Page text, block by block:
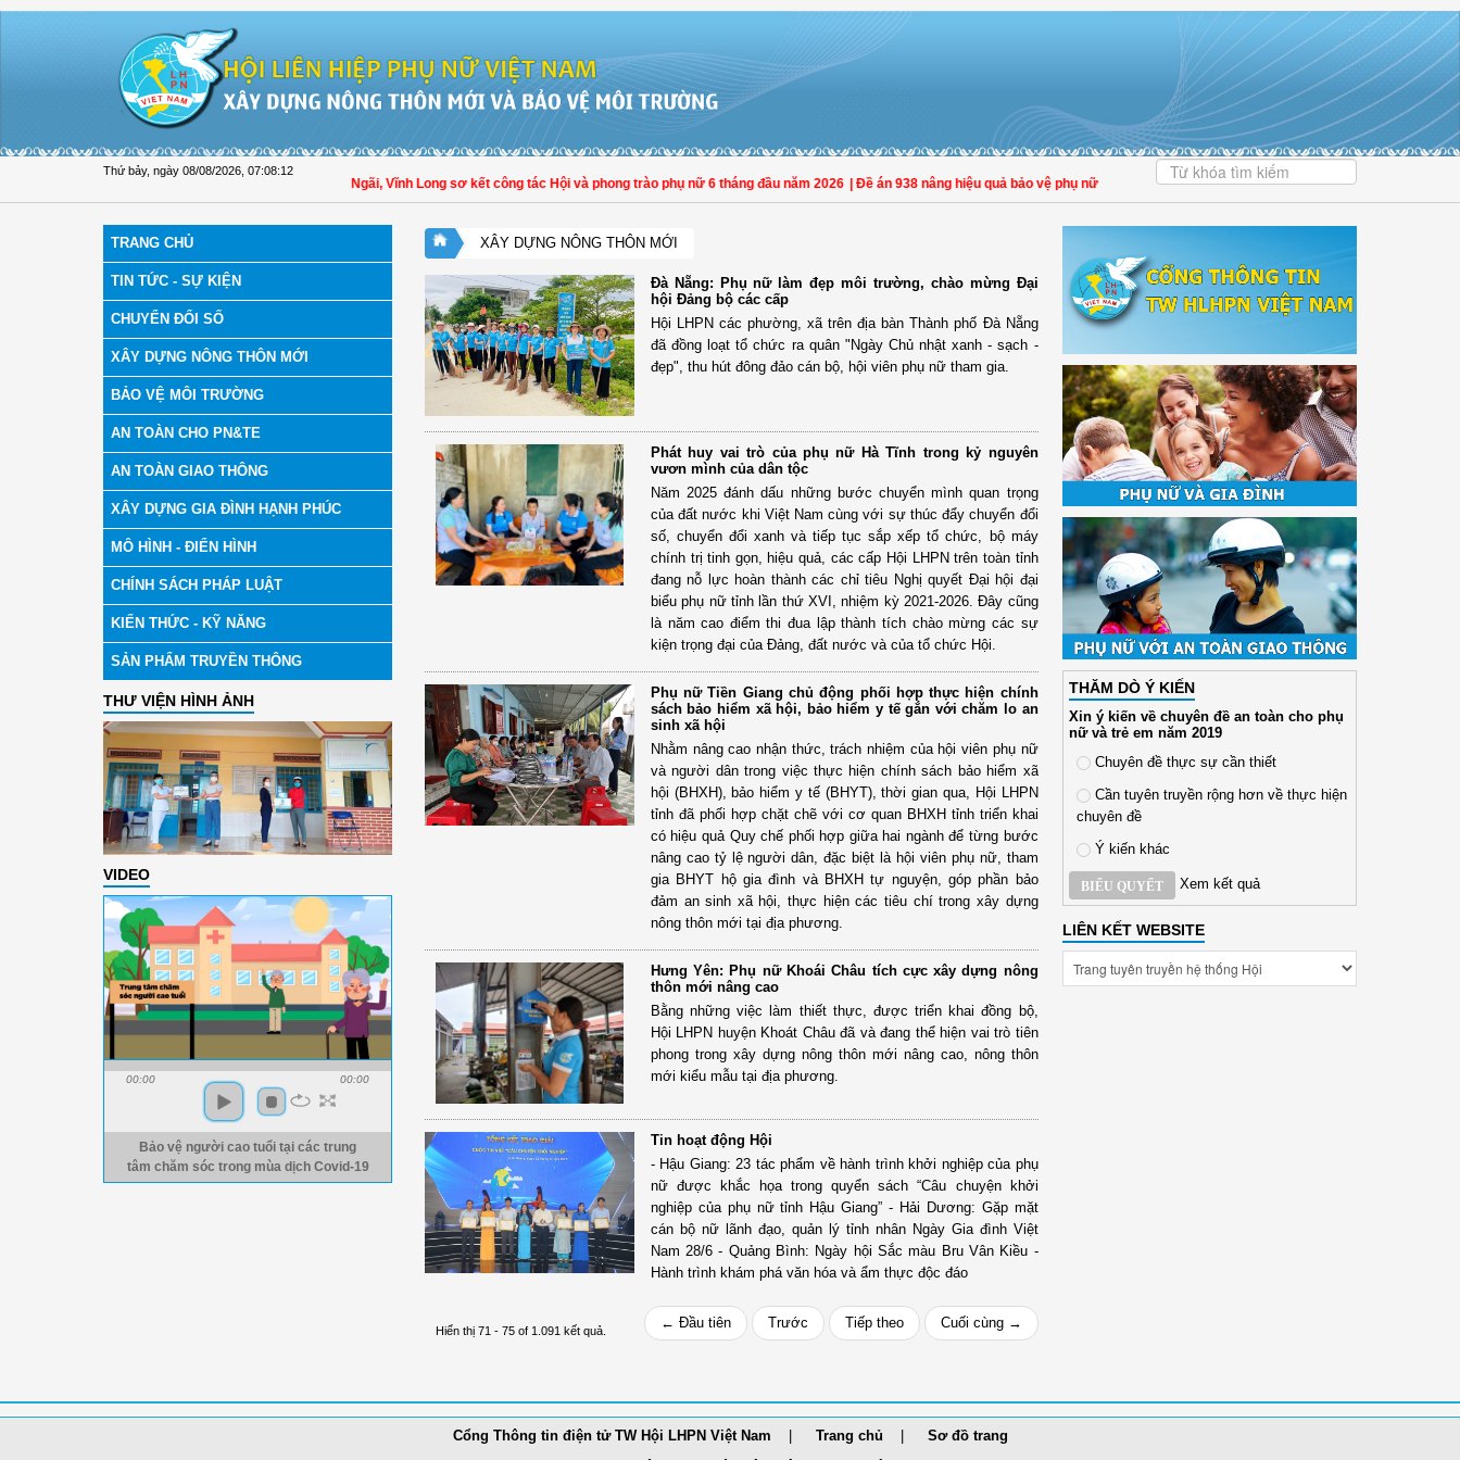
Thứ bảy, ngày 08/08/2026 07:08:12
Hội LHPN xã Tam Ngãi, Vĩnh Long sơ kết công tác Hội và phong trào phụ nữ 6 tháng đầu năm 2026 | Đề án 938 nâng hiệu quả bảo vệ phụ nữ và trẻ em trong thời đại số | Đại biểu Trần Lan Phương:
TRANG CHỦ
TIN TỨC - SỰ KIỆN
CHUYỂN ĐỔI SỐ
XÂY DỰNG NÔNG THÔN MỚI
BẢO VỆ MÔI TRƯỜNG
AN TOÀN CHO PN&TE
AN TOÀN GIAO THÔNG
XÂY DỰNG GIA ĐÌNH HẠNH PHÚC
MÔ HÌNH - ĐIỂN HÌNH
CHÍNH SÁCH PHÁP LUẬT
KIẾN THỨC - KỸ NĂNG
SẢN PHẨM TRUYỀN THÔNG
THƯ VIỆN HÌNH ẢNH
VIDEO
00:00 00:00
Bảo vệ người cao tuổi tại các trung
tâm chăm sóc trong mùa dịch Covid-19
XÂY DỰNG NÔNG THÔN MỚI
Đà Nẵng: Phụ nữ làm đẹp môi trường, chào mừng Đại
hội Đảng bộ các cấp
Hội LHPN các phường, xã trên địa bàn Thành phố Đà Nẵng
đã đồng loạt tổ chức ra quân "Ngày Chủ nhật xanh - sạch -
đẹp", thu hút đông đảo cán bộ, hội viên phụ nữ tham gia.
Phát huy vai trò của phụ nữ Hà Tĩnh trong kỷ nguyên
vươn mình của dân tộc
Năm 2025 đánh dấu những bước chuyển mình quan trọng
của đất nước khi Việt Nam cùng với sự thúc đẩy chuyển đổi
số, chuyển đổi xanh và tiếp tục sắp xếp tổ chức, bộ máy
chính trị tinh gọn, hiệu quả, các cấp Hội LHPN trên toàn tỉnh
đang nỗ lực hoàn thành các chỉ tiêu Nghị quyết Đại hội đại
biểu phụ nữ tỉnh lần thứ XVI, nhiệm kỳ 2021-2026. Đây cũng
là năm cao điểm thi đua lập thành tích chào mừng các sự
kiện trọng đại của Đảng, đất nước và của tổ chức Hội.
Phụ nữ Tiền Giang chủ động phối hợp thực hiện chính
sách bảo hiểm xã hội, bảo hiểm y tế gắn với chăm lo an
sinh xã hội
Nhằm nâng cao nhận thức, trách nhiệm của hội viên phụ nữ
và người dân trong việc thực hiện chính sách bảo hiểm xã
hội (BHXH), bảo hiểm y tế (BHYT), thời gian qua, Hội LHPN
tỉnh đã phối hợp chặt chẽ với cơ quan BHXH tỉnh triển khai
có hiệu quả Quy chế phối hợp giữa hai ngành để từng bước
nâng cao tỷ lệ người dân, đặc biệt là hội viên phụ nữ, tham
gia BHYT hộ gia đình và BHXH tự nguyện, góp phần bảo
đảm an sinh xã hội, thực hiện các tiêu chí trong xây dựng
nông thôn mới tại địa phương.
Hưng Yên: Phụ nữ Khoái Châu tích cực xây dựng nông
thôn mới nâng cao
Bằng những việc làm thiết thực, được triển khai đồng bộ,
Hội LHPN huyện Khoát Châu đã và đang thể hiện vai trò tiên
phong trong xây dựng nông thôn mới nâng cao, nông thôn
mới kiểu mẫu tại địa phương.
Tin hoạt động Hội
- Hậu Giang: 23 tác phẩm về hành trình khởi nghiệp của phụ
nữ được khắc họa trong quyển sách “Câu chuyện khởi
nghiệp của phụ nữ tỉnh Hậu Giang” - Hải Dương: Gặp mặt
cán bộ nữ lãnh đạo, quản lý tỉnh nhân Ngày Gia đình Việt
Nam 28/6 - Quảng Bình: Ngày hội Sắc màu Bru Vân Kiều -
Hành trình khám phá văn hóa và ẩm thực độc đáo
Hiển thị 71 - 75 of 1.091 kết quả. ← Đầu tiên Trước Tiếp theo Cuối cùng →
THĂM DÒ Ý KIẾN
Xin ý kiến về chuyên đề an toàn cho phụ
nữ và trẻ em năm 2019
Chuyên đề thực sự cần thiết
Cần tuyên truyền rộng hơn về thực hiện
chuyên đề
Ý kiến khác
BIỂU QUYẾT Xem kết quả
LIÊN KẾT WEBSITE
Cổng Thông tin điện tử TW Hội LHPN Việt Nam Trang chủ
Sơ đồ trang